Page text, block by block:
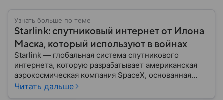
Узнать больше по теме
Starlink: спутниковый интернет от Илона
Маска, который используют в войнах
Starlink — глобальная система спутникового
интернета, которую разрабатывает американская
аэрокосмическая компания SpaceX, основанная
миллиардером Илоном Маском. Считается одной из
Читать дальше